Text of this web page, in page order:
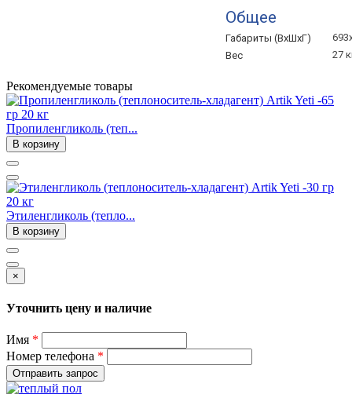
Общее
Габариты (ВхШхГ)
Вес
27
Рекомендуемые товары
Пропиленгликоль (теп...
В корзину
Этиленгликоль (тепло...
В корзину
×
Уточнить цену и наличие
Имя *
Номер телефона *
Отправить запрос